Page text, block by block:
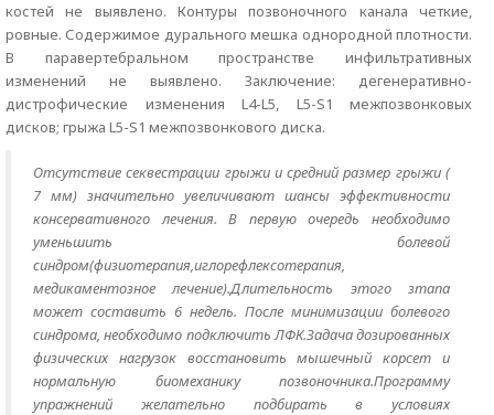
костей не выявлено. Контуры позвоночного канала четкие,
ровные. Содержимое дурального мешка однородной плотности.
В паравертебральном пространстве инфильтративных
изменений не выявлено. Заключение: дегенеративно-
дистрофические изменения L4-L5, L5-S1 межпозвонковых
дисков; грыжа L5-S1 межпозвонкового диска.
Отсутствие секвестрации грыжи и средний размер грыжи (
7 мм) значительно увеличивают шансы эффективности
консервативного лечения. В первую очередь необходимо
уменьшить болевой
синдром(физиотерапия,иглорефлексотерапия,
медикаментозное лечение).Длительность этого зтапа
может составить 6 недель. После минимизации болевого
синдрома, необходимо подключить ЛФК.Задача дозированных
физических нагрузок восстановить мышечный корсет и
нормальную биомеханику позвоночника.Программу
упражнений желательно подбирать в условиях